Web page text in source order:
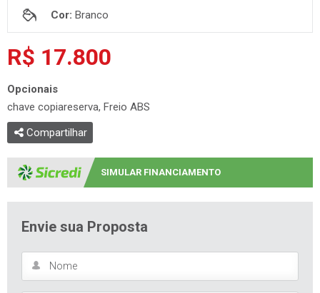
Cor: Branco
R$ 17.800
Opcionais
chave copiareserva, Freio ABS
Compartilhar
SIMULAR FINANCIAMENTO
Envie sua Proposta